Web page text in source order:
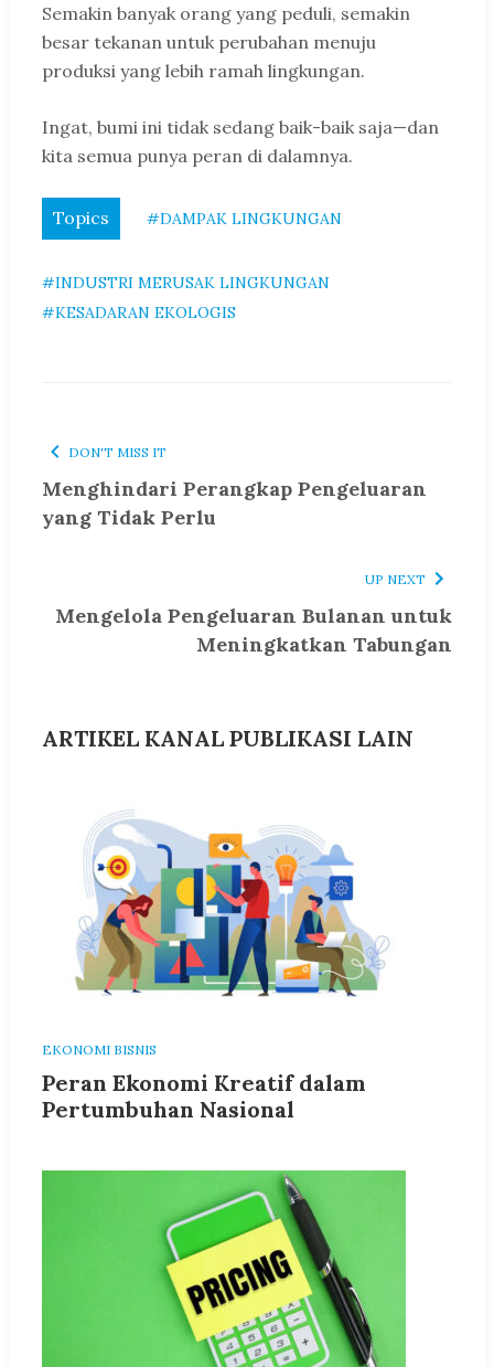
Semakin banyak orang yang peduli, semakin
besar tekanan untuk perubahan menuju
produksi yang lebih ramah lingkungan.
Ingat, bumi ini tidak sedang baik-baik saja—dan
kita semua punya peran di dalamnya.
Topics #DAMPAK LINGKUNGAN
#INDUSTRI MERUSAK LINGKUNGAN
#KESADARAN EKOLOGIS
DON'T MISS IT
Menghindari Perangkap Pengeluaran
yang Tidak Perlu
UP NEXT
Mengelola Pengeluaran Bulanan untuk
Meningkatkan Tabungan
ARTIKEL KANAL PUBLIKASI LAIN
EKONOMI BISNIS
Peran Ekonomi Kreatif dalam
Pertumbuhan Nasional